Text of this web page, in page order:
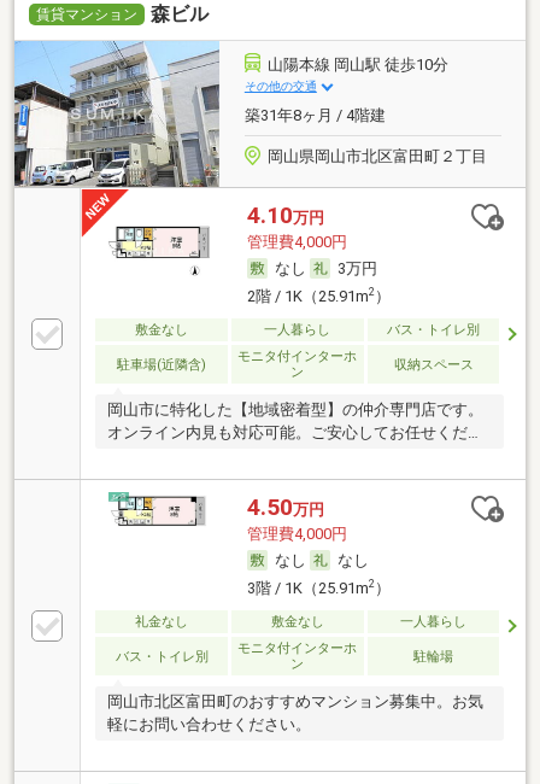
賃貸マンション 森ビル
山陽本線 岡山駅 徒歩10分
その他の交通
築31年8ヶ月 / 4階建
岡山県岡山市北区富田町２丁目
4.10万円
管理費4,000円
なし
3万円
2階 / 1K（25.91m2）
敷金なし 一人暮らし バス・トイレ別
駐車場(近隣含)
モニタ付インターホ
ン
収納スペース
岡山市に特化した【地域密着型】の仲介専門店です。
オンライン内見も対応可能。ご安心してお任せくださ
4.50万円
管理費4,000円
なし
なし
3階 / 1K（25.91m2）
礼金なし 敷金なし 一人暮らし
バス・トイレ別
モニタ付インターホ
ン
駐輪場
岡山市北区富田町のおすすめマンション募集中。お気
軽にお問い合わせください。